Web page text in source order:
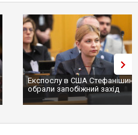
Трамп не передасть Україні
сотні ракет до Patriot, бо у